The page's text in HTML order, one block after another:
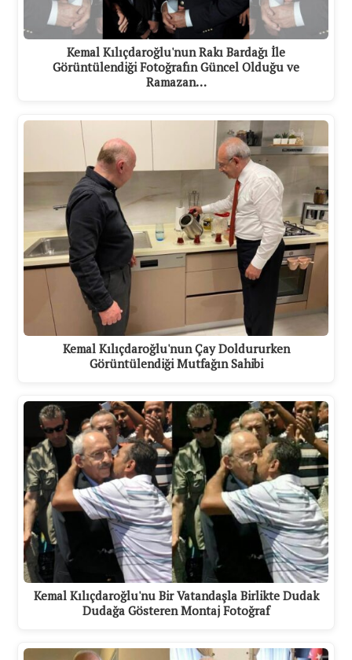
Kemal Kılıçdaroğlu'nun Rakı Bardağı İle
Görüntülendiği Fotoğrafın Güncel Olduğu ve
Ramazan…
Kemal Kılıçdaroğlu'nun Çay Doldururken
Görüntülendiği Mutfağın Sahibi
Kemal Kılıçdaroğlu'nu Bir Vatandaşla Birlikte Dudak
Dudağa Gösteren Montaj Fotoğraf